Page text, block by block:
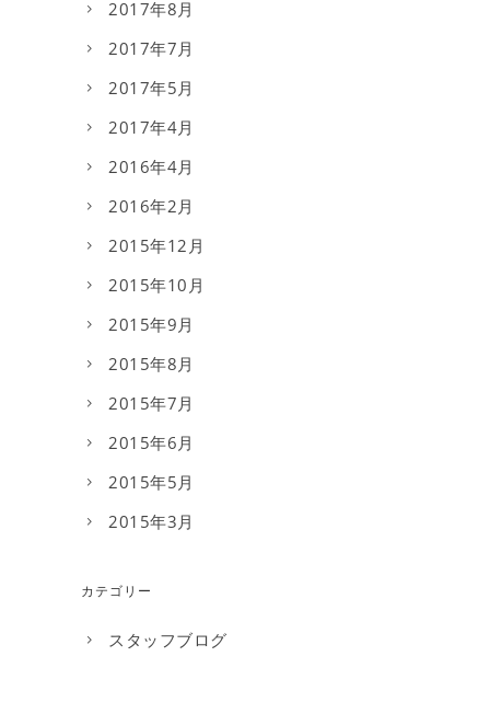
2017年8月
2017年7月
2017年5月
2017年4月
2016年4月
2016年2月
2015年12月
2015年10月
2015年9月
2015年8月
2015年7月
2015年6月
2015年5月
2015年3月
カテゴリー
スタッフブログ